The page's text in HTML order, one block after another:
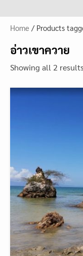
Home / Products
อ่าวเขาควาย
Showing all 2 results